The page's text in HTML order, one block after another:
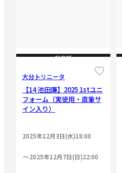
CLOSE
大分トリニータ
【14 池田廉】2025 1stユニ
フォーム（実使用・直筆サ
イン入り）
2025年12月3日(水)18:00
2025年12月7日(日)22:00